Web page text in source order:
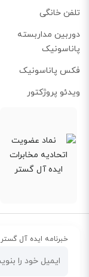
تلفن خانگی
دوربین مداربسته
پاناسونیک
فکس پاناسونیک
ویدئو پروژکتور
خبرنامه ایده آل گستر